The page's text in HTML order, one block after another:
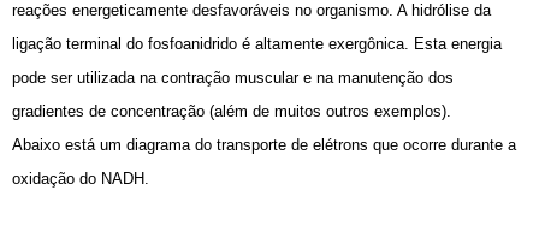
reações energeticamente desfavoráveis no organismo. A hidrólise da
ligação terminal do fosfoanidrido é altamente exergônica. Esta energia
pode ser utilizada na contração muscular e na manutenção dos
gradientes de concentração (além de muitos outros exemplos).
Abaixo está um diagrama do transporte de elétrons que ocorre durante a
oxidação do NADH.